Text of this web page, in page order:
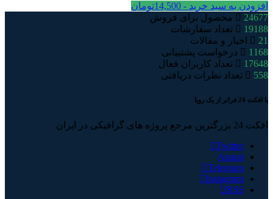
افزودن به سبد خرید - 14,500تومان
24677
محصول برای فروش
19188
تعداد سفارشات
21
اخبار و مقالات
1168
درخواست پشتیبانی
17648
تعداد کاربران فعال
558
تعداد نظرات دریافتی
با افکت 24 فراتر از یک رویا
افکت 24 بزرگترین مرجع پروژه های گرافیکی در ایران
Twitter
Aparat
Telegram
Instagram
RSS